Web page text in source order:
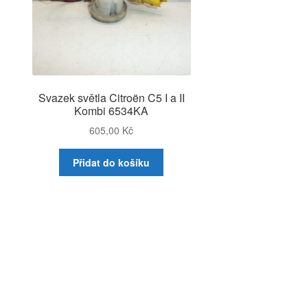
Svazek světla Citroën C5 I a II
Kombi 6534KA
605,00 Kč
Přidat do košíku